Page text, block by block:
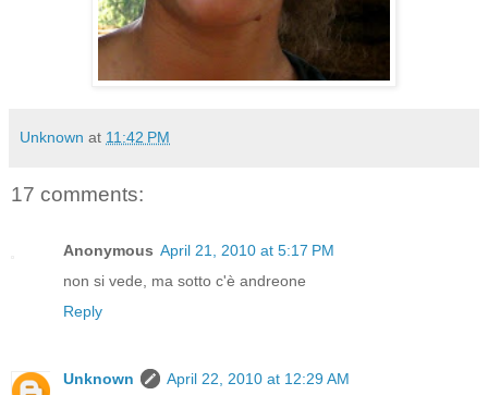
Unknown at 11:42 PM
17 comments:
Anonymous April 21, 2010 at 5:17 PM
non si vede, ma sotto c'è andreone
Reply
Unknown
April 22, 2010 at 12:29 AM